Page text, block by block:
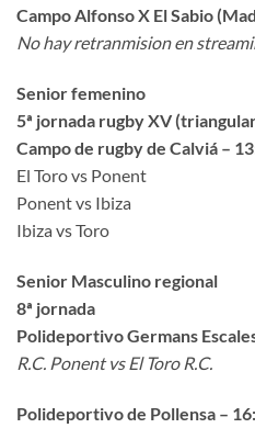
Campo Alfonso X El Sabio
No hay retranmision en
Senior femenino
5ª jornada rugby XV
Campo de rugby de Calviá –
El Toro vs Ponent
Ponent vs Ibiza
Ibiza vs Toro
Senior Masculino regional
8ª jornada
Polideportivo Germans
R.C. Ponent vs El Toro R.C.
Polideportivo de Pollensa –